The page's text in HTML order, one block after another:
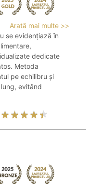
Arată mai multe >>
se evidențiază în
dedicate
Metoda
pe echilibru și
evitând